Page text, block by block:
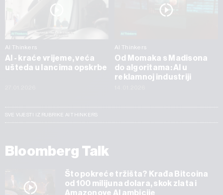
AI Thinkers
AI - kraće vrijeme, veća
ušteda u lancima opskrbe
AI Thinkers
Od Momaka s Madisona
do algoritama: AI u
reklamnoj industriji
SVE VIJESTI IZ RUBRIKE AI THINKERS
Bloomberg Talk
Što pokreće tržišta? Krađa Bitcoina
od 100 milijuna dolara, skok zlata i
Amazonove AI ambicije